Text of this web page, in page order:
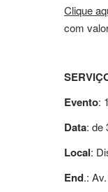
Clique
com
Evento:
Data: de
Local:
End.: